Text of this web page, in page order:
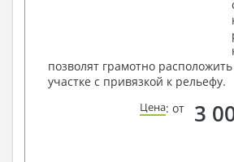
позволят грамотно
участке с привязкой к рельефу.
Цена: от 3